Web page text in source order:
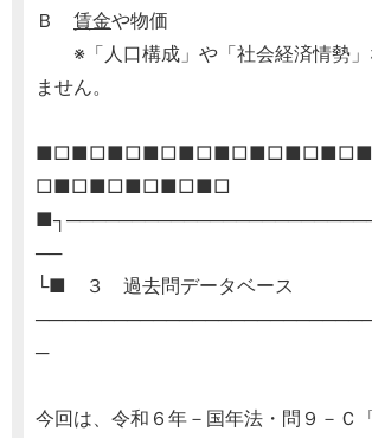
Ｂ 賃金や物価
※「人口構成」や「社会経済情勢」
ません。
□■□■□■□■□■□
──
└■ ３ 過去問データベース
─
今回は、令和６年－国年法・問９－Ｃ